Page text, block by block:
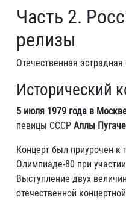
Часть 2.
релизы
Отечественная
Исторический
5 июля 1979 года в
певицы СССР Аллы
Концерт был приурочен к
Олимпиаде-80 при
Выступление двух
отечественной